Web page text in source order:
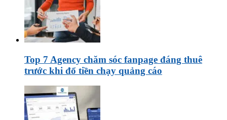
Top 7 Agency chăm sóc fanpage đáng thuê
trước khi đổ tiền chạy quảng cáo